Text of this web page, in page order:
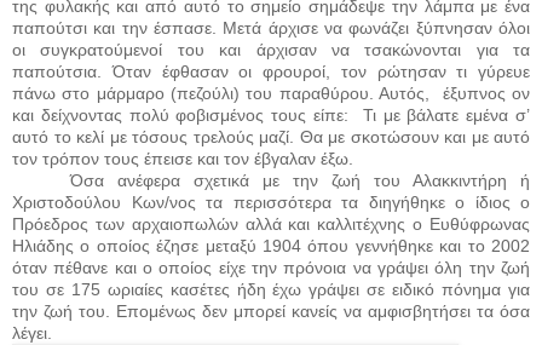
της φυλακής και από αυτό το σημείο σημάδεψε την λάμπα με ένα
παπούτσι και την έσπασε. Μετά άρχισε να φωνάζει ξύπνησαν όλοι
οι συγκρατούμενοί του και άρχισαν να τσακώνονται για τα
παπούτσια. Όταν έφθασαν οι φρουροί, τον ρώτησαν τι γύρευε
πάνω στο μάρμαρο (πεζούλι) του παραθύρου. Αυτός,
έξυπνος ον
και δείχνοντας πολύ φοβισμένος τους είπε:
Τι με βάλατε εμένα σ’
αυτό το κελί με τόσους τρελούς μαζί. Θα με σκοτώσουν και με αυτό
τον τρόπον τους έπεισε και τον έβγαλαν έξω.
Όσα ανέφερα σχετικά με την ζωή του Αλακκιντήρη ή
Χριστοδούλου Κων/νος τα περισσότερα τα διηγήθηκε ο ίδιος ο
Πρόεδρος των αρχαιοπωλών αλλά και καλλιτέχνης ο Ευθύφρωνας
Ηλιάδης ο οποίος έζησε μεταξύ 1904 όπου γεννήθηκε και το 2002
όταν πέθανε και ο οποίος είχε την πρόνοια να γράψει όλη την ζωή
του σε 175 ωριαίες κασέτες ήδη έχω γράψει σε ειδικό πόνημα για
την ζωή του. Επομένως δεν μπορεί κανείς να αμφισβητήσει τα όσα
λέγει.